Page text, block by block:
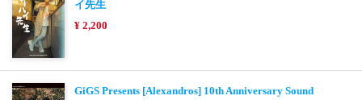
イ先生
¥ 2,200
GiGS Presents [Alexandros] 10th Anniversary Sound